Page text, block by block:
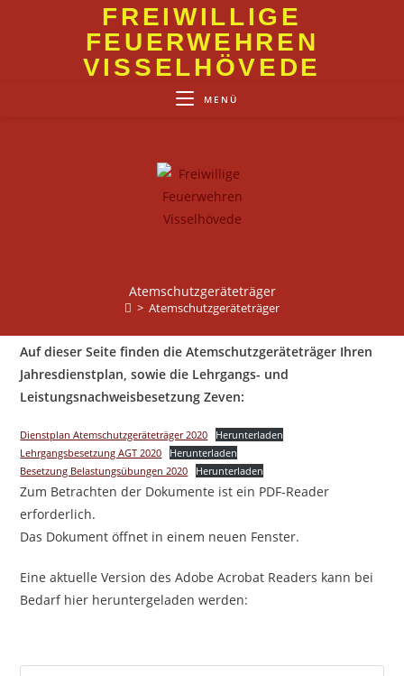
FREIWILLIGE
FEUERWEHREN
VISSELHÖVEDE
MENÜ
Atemschutzgeräteträger
> Atemschutzgeräteträger
Auf dieser Seite finden die Atemschutzgeräteträger Ihren
Jahresdienstplan, sowie die Lehrgangs- und
Leistungsnachweisbesetzung Zeven:
Dienstplan Atemschutzgeräteträger 2020
Herunterladen
Lehrgangsbesetzung AGT 2020
Herunterladen
Besetzung Belastungsübungen 2020
Herunterladen
Zum Betrachten der Dokumente ist ein PDF-Reader
erforderlich.
Das Dokument öffnet in einem neuen Fenster.
Eine aktuelle Version des Adobe Acrobat Readers kann bei
Bedarf hier heruntergeladen werden: